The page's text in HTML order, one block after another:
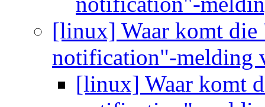
[linux] Waar komt die
notification"-melding
[linux] Waar komt